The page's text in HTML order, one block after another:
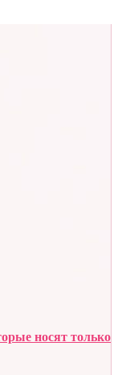
носят только